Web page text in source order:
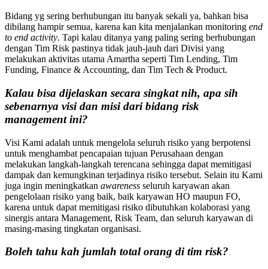
Bidang yg sering berhubungan itu banyak sekali ya, bahkan bisa
dibilang hampir semua, karena kan kita menjalankan monitoring end
to end activity. Tapi kalau ditanya yang paling sering berhubungan
dengan Tim Risk pastinya tidak jauh-jauh dari Divisi yang
melakukan aktivitas utama Amartha seperti Tim Lending, Tim
Funding, Finance & Accounting, dan Tim Tech & Product.
Kalau bisa dijelaskan secara singkat nih, apa sih
sebenarnya visi dan misi dari bidang risk
management ini?
Visi Kami adalah untuk mengelola seluruh risiko yang berpotensi
untuk menghambat pencapaian tujuan Perusahaan dengan
melakukan langkah-langkah terencana sehingga dapat memitigasi
dampak dan kemungkinan terjadinya risiko tersebut. Selain itu Kami
juga ingin meningkatkan awareness seluruh karyawan akan
pengelolaan risiko yang baik, baik karyawan HO maupun FO,
karena untuk dapat memitigasi risiko dibutuhkan kolaborasi yang
sinergis antara Management, Risk Team, dan seluruh karyawan di
masing-masing tingkatan organisasi.
Boleh tahu kah jumlah total orang di tim risk?